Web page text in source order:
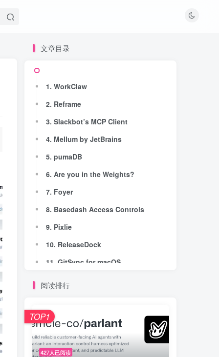
文章目录
1. WorkClaw
2. Reframe
3. Slackbot’s MCP Client
4. Mellum by JetBrains
5. pumaDB
6. Are you in the Weights?
7. Foyer
8. Basedash Access Controls
9. Pixlie
10. ReleaseDock
11. GitSync for macOS
12. TokenOps by Lovie
14. Inksightful
15. LocalForge
16. Free AI Image Upscaler
文章目录
1. WorkClaw
2. Reframe
3. Slackbot’s MCP Client
4. Mellum by JetBrains
5. pumaDB
6. Are you in the Weights?
7. Foyer
8. Basedash Access Controls
9. Pixlie
10. ReleaseDock
11. GitSync for macOS
12. TokenOps by Lovie
14. Inksightful
15. LocalForge
16. Free AI Image Upscaler
阅读排行
427人已阅读
TOP1